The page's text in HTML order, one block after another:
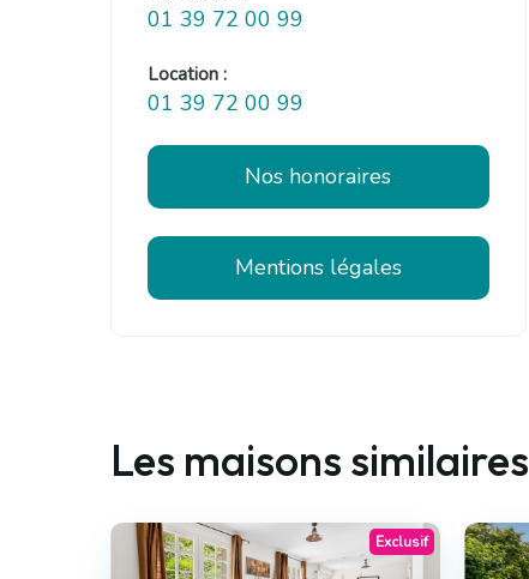
01 39 72 00 99
Location :
01 39 72 00 99
Nos honoraires
Mentions légales
Les maisons similaires
Exclusif